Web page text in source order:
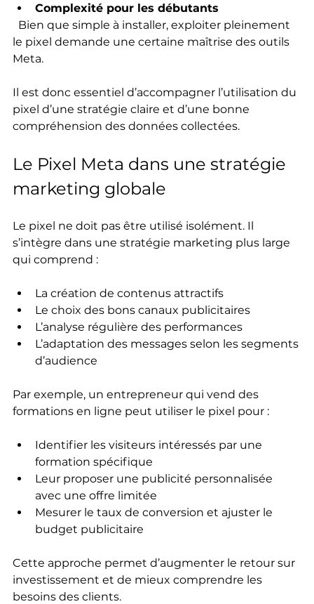
Complexité pour les débutants
le pixel demande une certaine maîtrise des outils
Meta.
Il est donc essentiel d’accompagner l’utilisation du
pixel d’une stratégie claire et d’une bonne
compréhension des données collectées.
Le Pixel Meta dans une stratégie
marketing globale
Le pixel ne doit pas être utilisé isolément. Il
s’intègre dans une stratégie marketing plus large
qui comprend :
La création de contenus attractifs
Le choix des bons canaux publicitaires
L’analyse régulière des performances
L’adaptation des messages selon les segments
d’audience
Par exemple, un entrepreneur qui vend des
formations en ligne peut utiliser le pixel pour :
Identifier les visiteurs intéressés par une
formation spécifique
Leur proposer une publicité personnalisée
avec une offre limitée
Mesurer le taux de conversion et ajuster le
budget publicitaire
Cette approche permet d’augmenter le retour sur
investissement et de mieux comprendre les
besoins des clients.